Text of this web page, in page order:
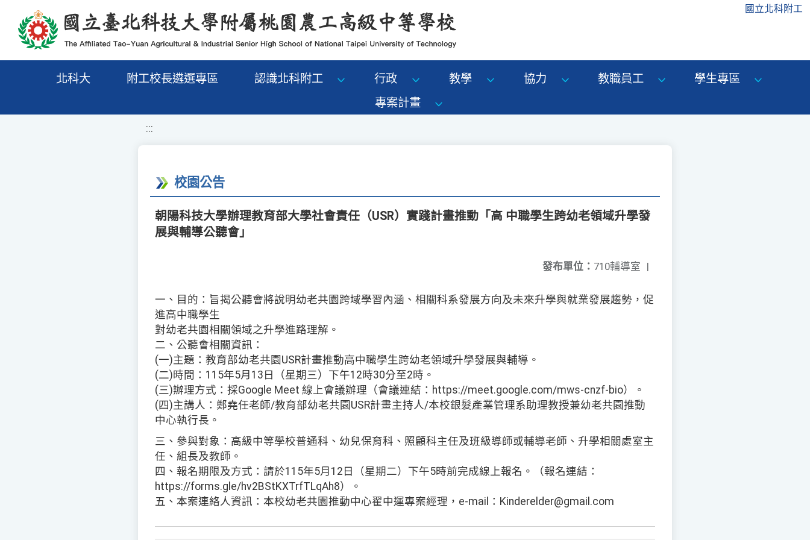
移至網頁之主要內容區位置 國立北科附工
北科大 附工校長遴選專區 認識北科附工 行政 教學 協力 教職員工
學生專區
專案計畫
:::
校園公告
朝陽科技大學辦理教育部大學社會責任（USR）實踐計畫推動「高 中職學生跨幼老領域升學發
展與輔導公聽會」
發布單位： 710輔導室 |
一、目的：旨揭公聽會將說明幼老共園跨域學習內涵、相關科系發展方向及未來升學與就業發展趨勢，促
進高中職學生
對幼老共園相關領域之升學進路理解。
二、公聽會相關資訊：
(一)主題：教育部幼老共園USR計畫推動高中職學生跨幼老領域升學發展與輔導。
(二)時間：115年5月13日（星期三）下午12時30分至2時。
(三)辦理方式：採Google Meet 線上會議辦理（會議連結：https://meet.google.com/mws-cnzf-bio）。
(四)主講人：鄭堯任老師/教育部幼老共園USR計畫主持人/本校銀髮產業管理系助理教授兼幼老共園推動
中心執行長。
三、參與對象：高級中等學校普通科、幼兒保育科、照顧科主任及班級導師或輔導老師、升學相關處室主
任、組長及教師。
四、報名期限及方式：請於115年5月12日（星期二）下午5時前完成線上報名。（報名連結：
https://forms.gle/hv2BStKXTrfTLqAh8）。
五、本案連絡人資訊：本校幼老共園推動中心翟中運專案經理，e-mail：Kinderelder@gmail.com